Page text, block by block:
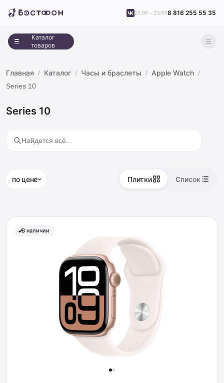
Каталог
товаров
10:00 – 21:008 816 255 55 35
Главная Каталог Часы и браслеты Apple Watch
Series 10
Series 10
по цене Плитки Список
В наличии